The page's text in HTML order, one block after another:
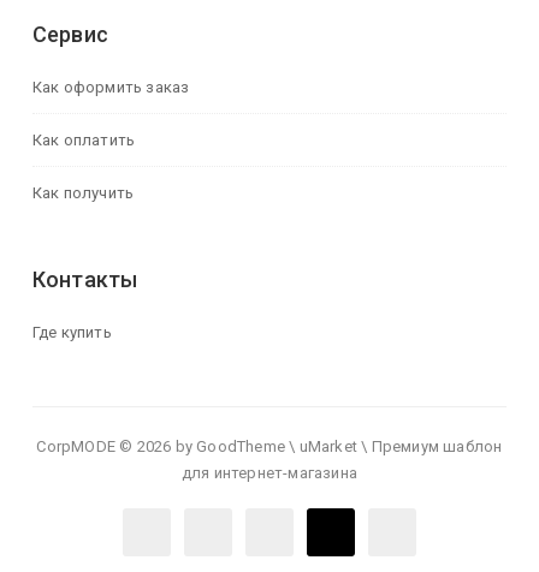
Сервис
Как оформить заказ
Как оплатить
Как получить
Контакты
Где купить
CorpMODE © 2026 by GoodTheme \ uMarket \ Премиум шаблон
для интернет-магазина